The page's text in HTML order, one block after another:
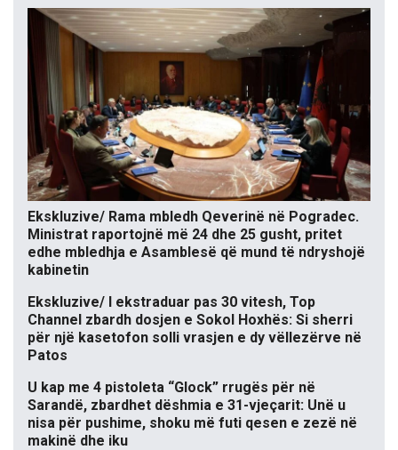
Ekskluzive/ Rama mbledh Qeverinë në Pogradec.
Ministrat raportojnë më 24 dhe 25 gusht, pritet
edhe mbledhja e Asamblesë që mund të ndryshojë
kabinetin
Ekskluzive/ I ekstraduar pas 30 vitesh, Top
Channel zbardh dosjen e Sokol Hoxhës: Si sherri
për një kasetofon solli vrasjen e dy vëllezërve në
Patos
U kap me 4 pistoleta “Glock” rrugës për në
Sarandë, zbardhet dëshmia e 31-vjeçarit: Unë u
nisa për pushime, shoku më futi qesen e zezë në
makinë dhe iku